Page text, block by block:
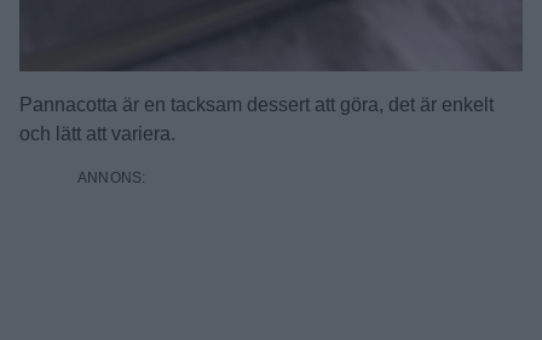
Pannacotta är en tacksam dessert att göra, det är enkelt
och lätt att variera.